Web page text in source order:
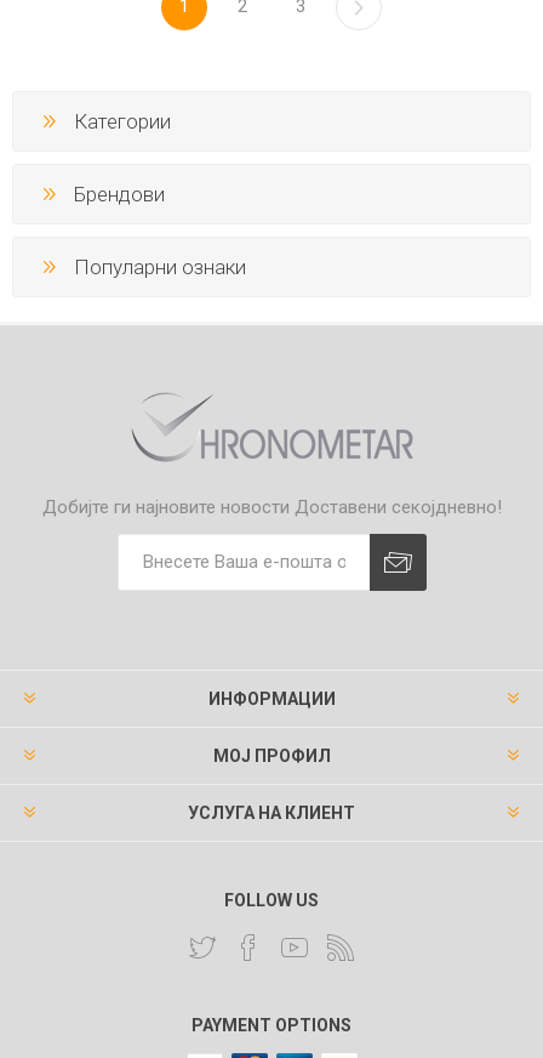
1 2 3
Категории
Брендови
Популарни ознаки
Добијте ги најновите новости Доставени секојдневно!
ИНФОРМАЦИИ
МОЈ ПРОФИЛ
УСЛУГА НА КЛИЕНТ
FOLLOW US
PAYMENT OPTIONS